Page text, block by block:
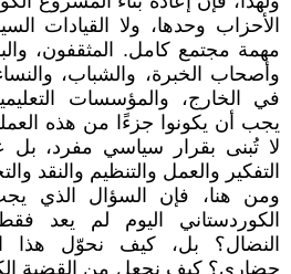
الأحزاب وحدها، ولا القيادات
مهمة مجتمع كامل. المثقفون،
وأصحاب الخبرة، والشباب،
في الخارج، والمؤسسات
يجب أن يكونوا جزءًا من هذه
لا تُبنى بقرار سياسي مفرد،
التفكير والعمل والتنظيم والنقد
ومن هنا، فإن السؤال الذي
الكوردستاني اليوم لم يعد
النضال؟ بل، كيف نحوّل هذا
حضاري؟ كيف نجعل من القضية